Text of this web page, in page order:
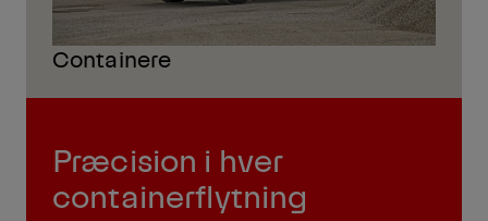
Containere
Præcision i hver
containerflytning